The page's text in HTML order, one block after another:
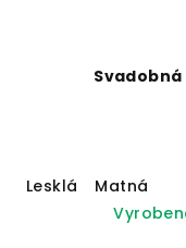
Svadobná
Lesklá
Matná